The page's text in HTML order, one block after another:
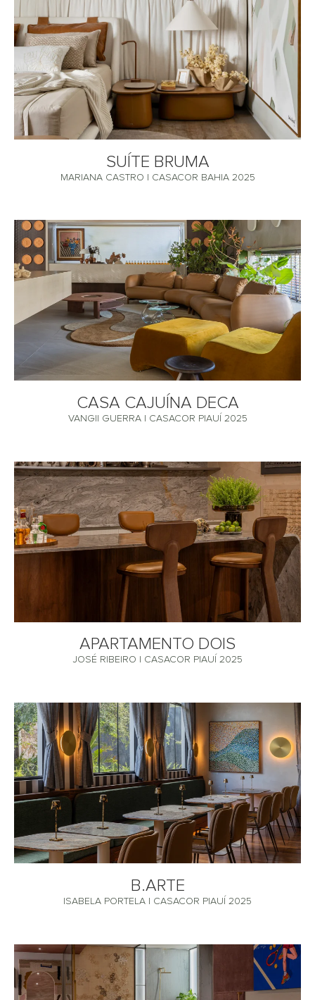
SUÍTE BRUMA
MARIANA CASTRO | CASACOR BAHIA 2025
CASA CAJUÍNA DECA
VANGII GUERRA | CASACOR PIAUÍ 2025
APARTAMENTO DOIS
JOSÉ RIBEIRO | CASACOR PIAUÍ 2025
B.ARTE
ISABELA PORTELA | CASACOR PIAUÍ 2025